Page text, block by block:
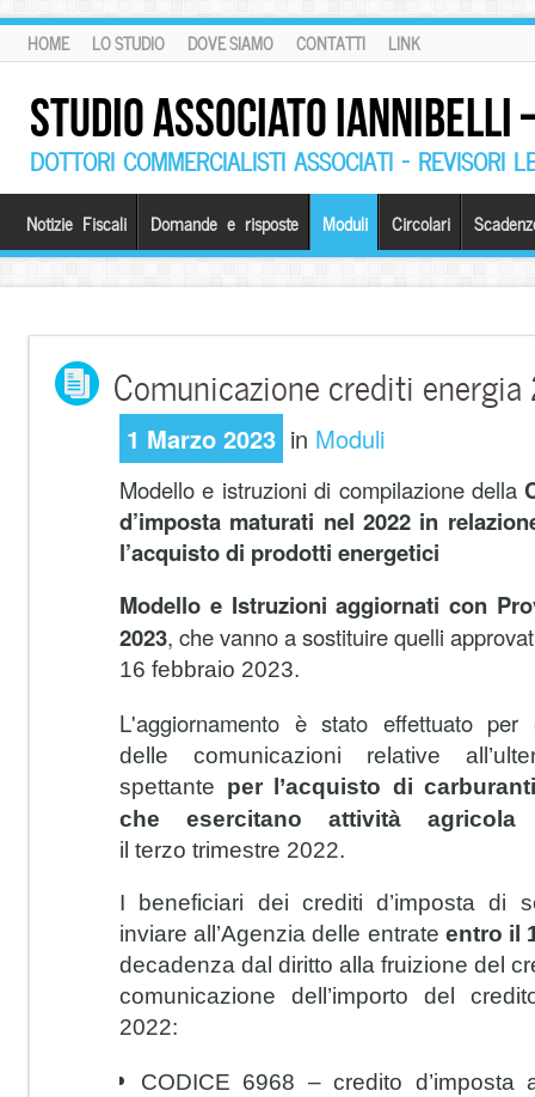
HOME LO STUDIO DOVE SIAMO CONTATTI LINK
STUDIO ASSOCIATO
DOTTORI COMMERCIALISTI ASSOCIATI – REVISORI
Notizie Fiscali Domande e risposte Moduli Circolari
Comunicazione crediti
1 Marzo 2023 in Moduli
Modello e istruzioni di compilazione della
d’imposta maturati nel 2022 in
l’acquisto di prodotti energetici
Modello e Istruzioni aggiornati con
2023, che vanno a sostituire quelli
16 febbraio 2023.
L'aggiornamento è stato effettuato per
delle comunicazioni relative
spettante per l’acquisto di
che esercitano attività agricola
il terzo trimestre 2022.
I beneficiari dei crediti d’imposta di
inviare all’Agenzia delle entrate entro il
decadenza dal diritto alla fruizione del
comunicazione dell’importo del
2022:
CODICE 6968 – credito d’imposta